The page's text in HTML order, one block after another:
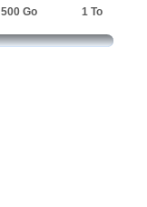
500 Go 1 To